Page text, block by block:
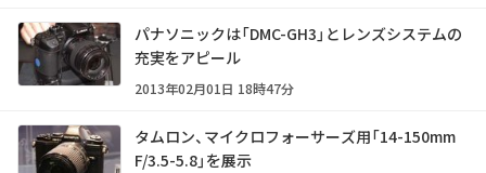
パナソニックは「DMC-GH3」とレンズシステムの
充実をアピール
2013年02月01日 18時47分
タムロン、マイクロフォーサーズ用「14-150mm
F/3.5-5.8」を展示